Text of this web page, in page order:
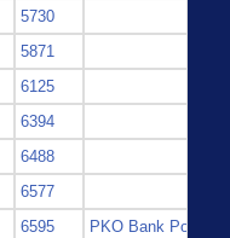
5730
5871
6125
6394
6488
6577
6595 PKO Bank Polski